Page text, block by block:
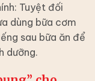
Tuyệt đối
dùng bữa cơm
sau bữa ăn để
dưỡng.